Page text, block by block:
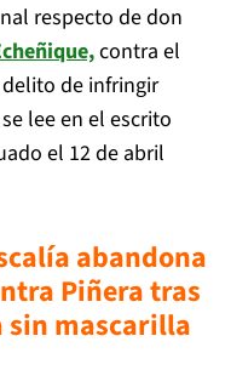
respecto de don
contra el
de infringir
lee en el escrito
el 12 de abril
abandona
Piñera tras
sin mascarilla